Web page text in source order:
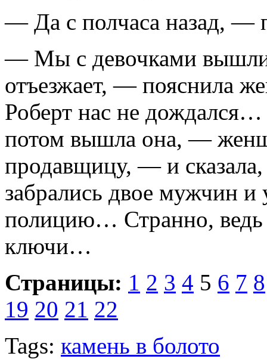
— Да с полчаса назад, —
— Мы с девочками вышли
отъезжает, — пояснила
Роберт нас не
потом вышла она, —
продавщицу, — и
забрались двое мужчин
полицию… Странно, ведь
ключи…
Страницы: 1 2 3 4 5 6 7 8
19 20 21 22
Tags: камень в болото